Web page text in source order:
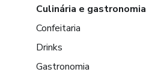
Culinária e gastronomia
Confeitaria
Drinks
Gastronomia